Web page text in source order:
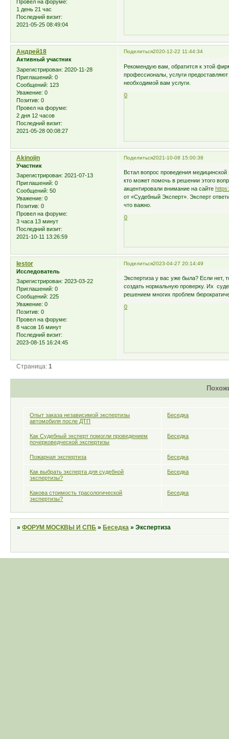
Провел на форуме:
1 день 21 час
Последний визит:
2021-05-25 08:49:04
Поделиться2020-12-22 11:44:34
Андрей18
Активный участник
Зарегистрирован: 2020-11-28
Приглашений: 0
Сообщений: 123
Уважение: 0
Позитив: 0
Провел на форуме:
2 дня 12 часов
Последний визит:
2021-05-28 00:08:27
Рекомендую вам, обратится к этой
профессионалы, услуги
необходимой вам услуги.
0
Поделиться2021-10-08 15:00:38
Akinojin
Участник
Зарегистрирован: 2021-07-13
Приглашений: 0
Сообщений: 50
Уважение: 0
Позитив: 0
Провел на форуме:
3 часа 13 минут
Последний визит:
2021-10-11 13:26:59
Встал вопрос проведения
кто может помочь в решении этого
акцентировали внимание на сайте
от «Судебный Эксперт». Эксперт
что важно.
0
Поделиться2023-04-27 20:14:49
lestor
Исследователь
Зарегистрирован: 2023-03-22
Приглашений: 0
Сообщений: 225
Уважение: 0
Позитив: 0
Провел на форуме:
8 часов 16 минут
Последний визит:
2023-08-15 16:24:45
Экспертиза у вас уже была? Если нет,
создать нормальную проверку. Их
решением многих проблем
0
Страница:1
Опыт заказа независимой экспертизы
автомобиля после ДТП
Беседка
Как Судебный эксперт помогли проведением
почерковедческой экспертизы
Беседка
Пожарная экспертиза Беседка
Как выбрать эксперта для судебной
экспертизы?
Беседка
Какова стоимость трасологической
экспертизы?
Беседка
»ФОРУМ МОСКВЫ И СПБ »Беседка »Экспертиза